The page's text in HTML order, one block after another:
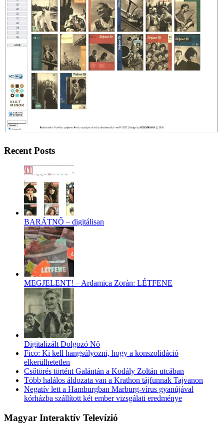
Recent Posts
BARÁTNŐ – digitálisan
MEGJELENT! – Ardamica Zorán: LÉTFENE
Digitalizált Dolgozó Nő
Fico: Ki kell hangsúlyozni, hogy a konszolidáció
elkerülhetetlen
Csőtörés történt Galántán a Kodály Zoltán utcában
Több halálos áldozata van a Krathon tájfunnak Tajvanon
Negatív lett a Hamburgban Marburg-vírus gyanújával
kórházba szállított két ember vizsgálati eredménye
Magyar Interaktív Televízió